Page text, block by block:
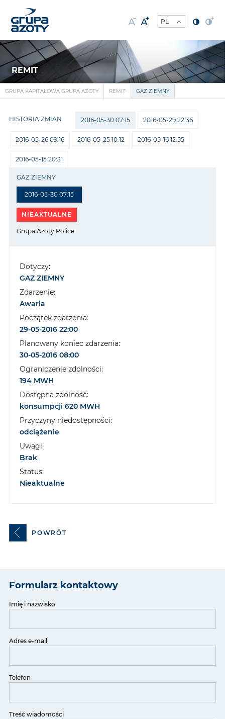
REMIT
GRUPA KAPITAŁOWA GRUPA AZOTY REMIT GAZ ZIEMNY
HISTORIA ZMIAN 2016-05-30 07:15 2016-05-29 22:36
2016-05-26 09:16 2016-05-25 10:12 2016-05-16 12:55
2016-05-15 20:31
2016-05-30 07:15
GAZ ZIEMNY
NIEAKTUALNE
Grupa Azoty Police
Dotyczy:
GAZ ZIEMNY
Zdarzenie:
Awaria
Początek zdarzenia:
29-05-2016 22:00
Planowany koniec zdarzenia:
30-05-2016 08:00
Ograniczenie zdolności:
194 MWH
Dostępna zdolność:
konsumpcji 620 MWH
Przyczyny niedostępności:
odciążenie
Uwagi:
Brak
Status:
Nieaktualne
POWRÓT
Formularz kontaktowy
Imię i nazwisko
Adres e-mail
Telefon
Treść wiadomości